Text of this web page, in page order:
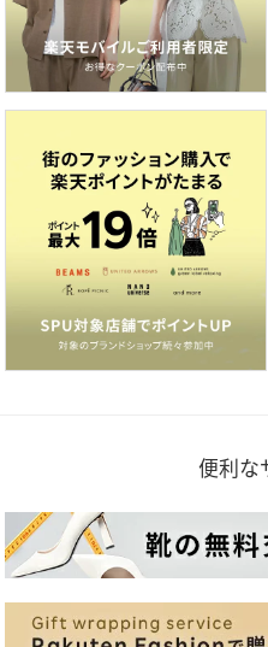
便利な